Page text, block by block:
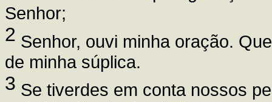
Senhor;
2 Senhor, ouvi minha oração.
de minha súplica.
3 Se tiverdes em conta nossos